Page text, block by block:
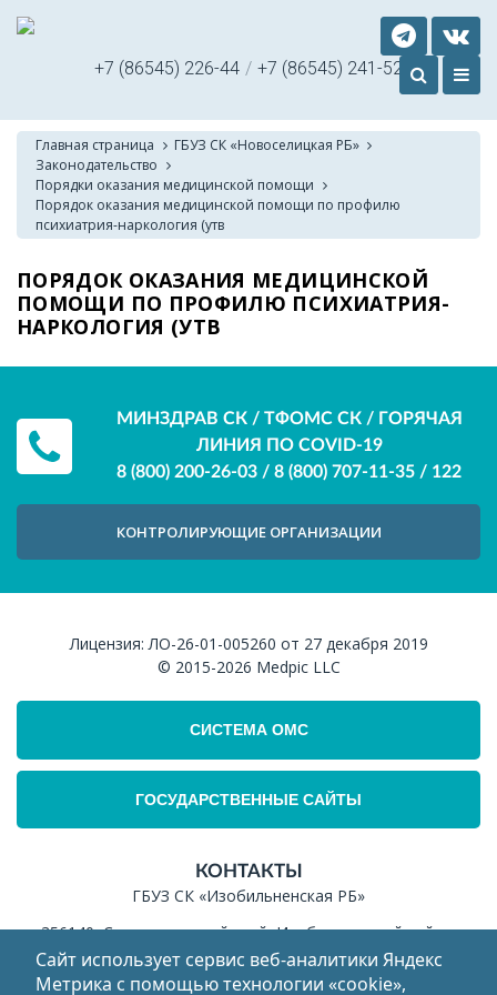
+7 (86545) 226-44 / +7 (86545) 241-52
Главная страница
ГБУЗ СК «Новоселицкая РБ»
Законодательство
Порядки оказания медицинской помощи
Порядок оказания медицинской помощи по профилю
психиатрия-наркология (утв
ПОРЯДОК ОКАЗАНИЯ МЕДИЦИНСКОЙ
ПОМОЩИ ПО ПРОФИЛЮ ПСИХИАТРИЯ-
НАРКОЛОГИЯ (УТВ
МИНЗДРАВ СК / ТФОМС СК / ГОРЯЧАЯ
ЛИНИЯ ПО COVID-19
8 (800) 200-26-03 / 8 (800) 707-11-35 / 122
КОНТРОЛИРУЮЩИЕ ОРГАНИЗАЦИИ
Лицензия:ЛО-26-01-005260 от 27 декабря 2019
© 2015-2026 Medpic LLC
СИСТЕМА ОМС
ГОСУДАРСТВЕННЫЕ САЙТЫ
КОНТАКТЫ
ГБУЗ СК «Изобильненская РБ»
356140, Ставропольский край, Изобильненский район,
г.Изобильный, ул.Колхозная, 2
ИНН: 2607011575
Сайт использует сервис веб‑аналитики Яндекс
Метрика с помощью технологии «cookie»,